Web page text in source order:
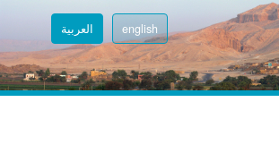
english العربية